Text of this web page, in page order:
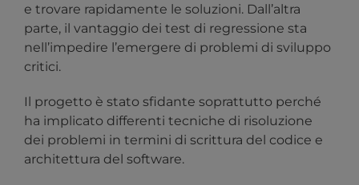
e trovare rapidamente le soluzioni. Dall’altra
parte, il vantaggio dei test di regressione sta
nell’impedire l’emergere di problemi di sviluppo
critici.
Il progetto è stato sfidante soprattutto perché
ha implicato differenti tecniche di risoluzione
dei problemi in termini di scrittura del codice e
architettura del software.